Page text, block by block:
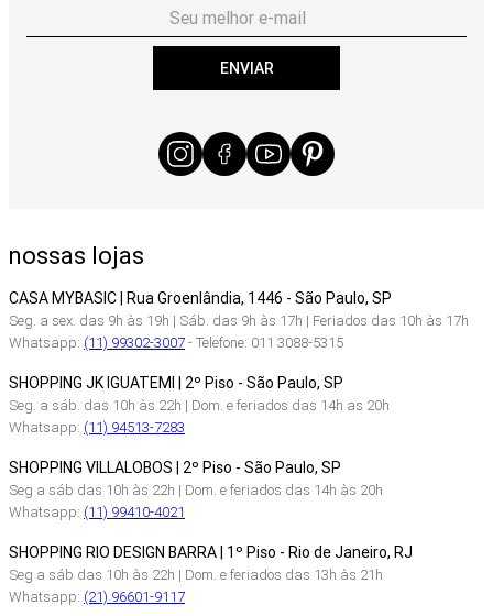
ENVIAR
nossas lojas
CASA MYBASIC | Rua Groenlândia, 1446 - São Paulo, SP
Seg. a sex. das 9h às 19h | Sáb. das 9h às 17h | Feriados das 10h às 17h
Whatsapp: (11) 99302-3007- Telefone: 011 3088-5315
SHOPPING JK IGUATEMI | 2º Piso - São Paulo, SP
Seg. a sáb. das 10h às 22h | Dom. e feriados das 14h as 20h
Whatsapp: (11) 94513-7283
SHOPPING VILLALOBOS | 2º Piso - São Paulo, SP
Seg a sáb das 10h às 22h | Dom. e feriados das 14h às 20h
Whatsapp: (11) 99410-4021
SHOPPING RIO DESIGN BARRA | 1º Piso - Rio de Janeiro, RJ
Seg a sáb das 10h às 22h | Dom. e feriados das 13h às 21h
Whatsapp: (21) 96601-9117